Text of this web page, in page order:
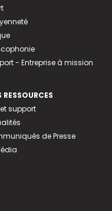
- Entreprise à mission
RESSOURCES
et support
de Presse